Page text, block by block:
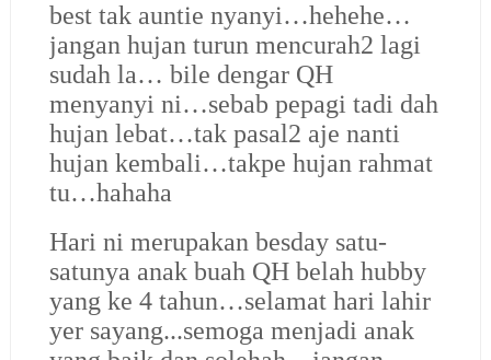
best tak auntie nyanyi…hehehe…
jangan hujan turun mencurah2 lagi
sudah la… bile dengar QH
menyanyi ni…sebab pepagi tadi dah
hujan lebat…tak pasal2 aje nanti
hujan kembali…takpe hujan rahmat
tu…hahaha
Hari ni merupakan besday satu-
satunya anak buah QH belah hubby
yang ke 4 tahun…selamat hari lahir
yer sayang...semoga menjadi anak